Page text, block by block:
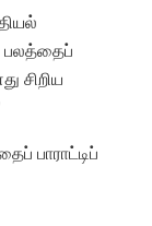
பலத்தைப்
சிறிய
பாராட்டிப்